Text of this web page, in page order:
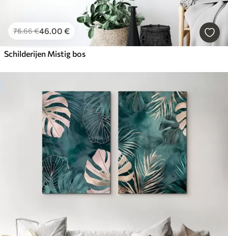
76.66€46.00 €
Schilderijen Mistig bos